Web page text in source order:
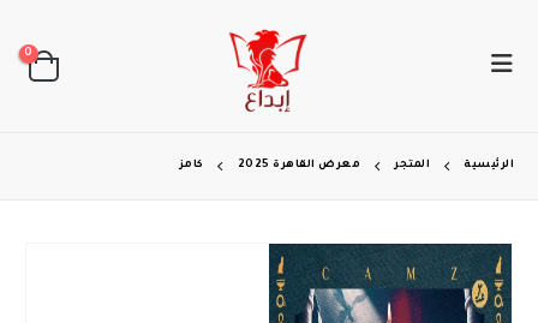
0
الرئيسية المتجر معرض القاهرة 2025 كامز